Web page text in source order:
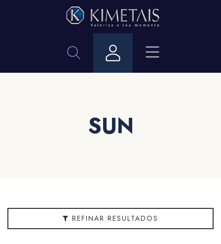
SUN
REFINAR RESULTADOS
Embalagem